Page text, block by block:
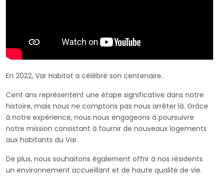
En 2022, Var Habitat a célébré son centenaire.
Cent ans représentent une étape significative dans notre
histoire, mais nous ne comptons pas nous arrêter là. Grâce
à notre expérience, nous nous engageons à poursuivre
notre mission consistant à fournir de nouveaux logements
aux habitants du Var.
De plus, nous souhaitons également offrir à nos résidents
un environnement accueillant et de haute qualité de vie.